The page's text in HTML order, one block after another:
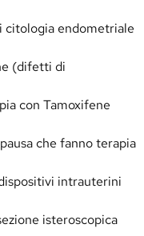
citologia endometriale
(difetti di
con Tamoxifene
che fanno terapia
intrauterini
isteroscopica